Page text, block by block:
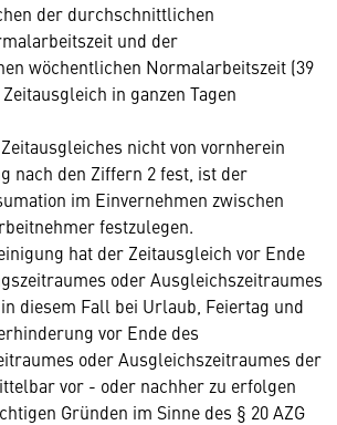
der durchschnittlichen
und der
wöchentlichen Normalarbeitszeit (39
in ganzen Tagen
nicht von vornherein
nach den Ziffern 2 fest, ist der
im Einvernehmen zwischen
festzulegen.
hat der Zeitausgleich vor Ende
oder Ausgleichszeitraumes
diesem Fall bei Urlaub, Feiertag und
vor Ende des
oder Ausgleichszeitraumes der
vor - oder nachher zu erfolgen
Gründen im Sinne des § 20 AZG